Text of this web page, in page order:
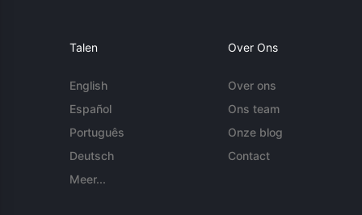
Talen
English
Español
Português
Deutsch
Meer...
Over Ons
Over ons
Ons team
Onze blog
Contact